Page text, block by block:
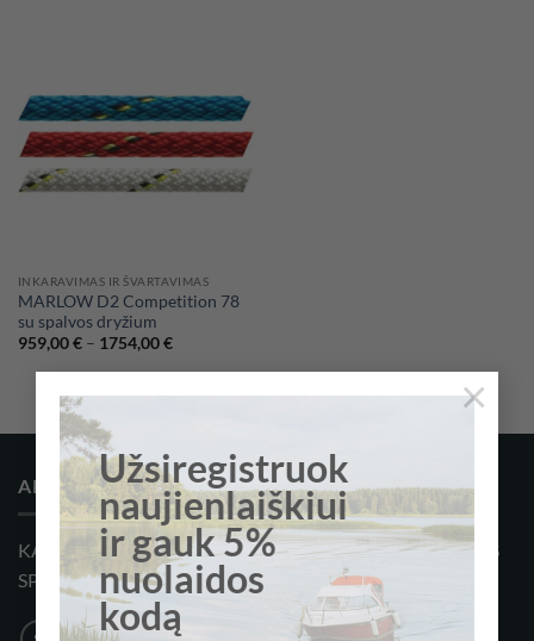
Užsiregistruok
naujienlaiškiui
ir gauk 5%
nuolaidos
kodą
×
INKARAVIMAS IR ŠVARTAVIMAS
MARLOW D2 Competition 78
su spalvos dryžium
959,00€ – 1754,00€Price
959,00 €
APIE MUS
KATERIŲ, KATERIŲ ĮRANGOS, AKSESUARŲ IR VANDENS
SPORTO ĮRANGOS KOMPANIJA